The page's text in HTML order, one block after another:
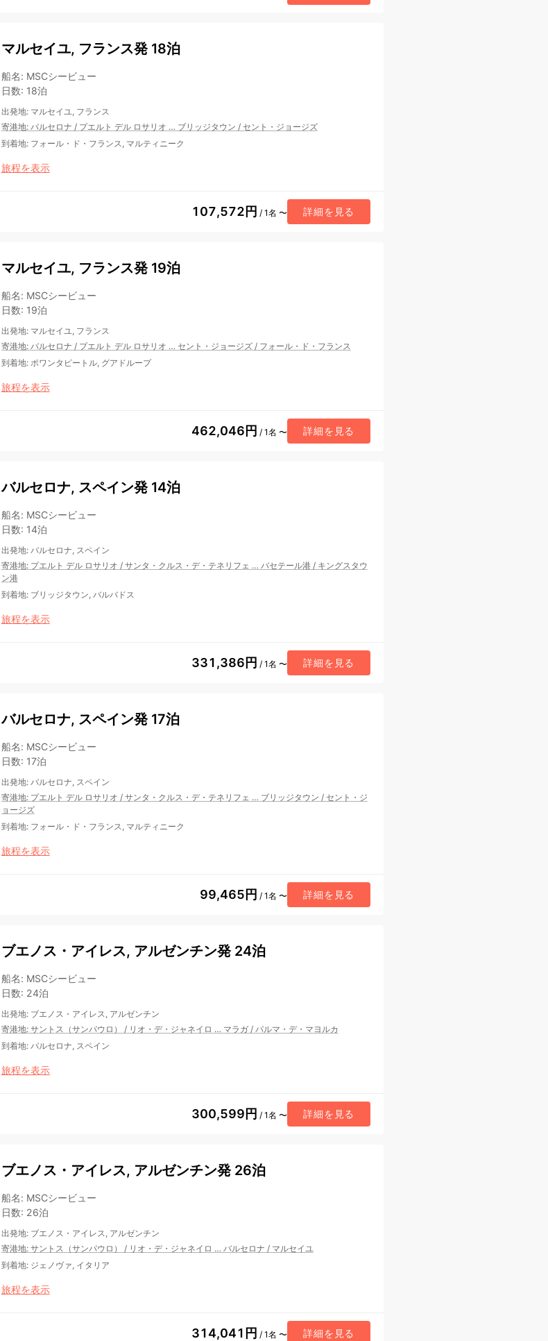
マルセイユ, フランス発 18泊
船名: MSCシービュー
日数: 18泊
出発地: マルセイユ, フランス
寄港地: バルセロナ / プエルト デル ロサリオ … ブリッジタウン / セント・ジョージズ
到着地: フォール・ド・フランス, マルティニーク
旅程を表示
107,572円 / 1名 〜 詳細を見る
マルセイユ, フランス発 19泊
船名: MSCシービュー
日数: 19泊
出発地: マルセイユ, フランス
寄港地: バルセロナ / プエルト デル ロサリオ … セント・ジョージズ/ フォール・ド・フランス
到着地: ポワンタピートル, グアドループ
旅程を表示
462,046円 / 1名 〜 詳細を見る
バルセロナ, スペイン発 14泊
船名: MSCシービュー
日数: 14泊
出発地: バルセロナ, スペイン
寄港地: プエルト デル ロサリオ / サンタ・クルス・デ・テネリフェ … バセテール港/ キングスタウ
ン港
到着地: ブリッジタウン, バルバドス
旅程を表示
331,386円 / 1名 〜 詳細を見る
バルセロナ, スペイン発 17泊
船名: MSCシービュー
日数: 17泊
出発地: バルセロナ, スペイン
寄港地: プエルト デル ロサリオ / サンタ・クルス・デ・テネリフェ … ブリッジタウン / セント・ジ
ョージズ
到着地: フォール・ド・フランス, マルティニーク
旅程を表示
99,465円 / 1名 〜 詳細を見る
ブエノス・アイレス, アルゼンチン発 24泊
船名: MSCシービュー
日数: 24泊
出発地: ブエノス・アイレス, アルゼンチン
寄港地: サントス（サンパウロ） / リオ・デ・ジャネイロ … マラガ/ パルマ・デ・マヨルカ
到着地: バルセロナ, スペイン
旅程を表示
300,599円 / 1名 〜 詳細を見る
ブエノス・アイレス, アルゼンチン発 26泊
船名: MSCシービュー
日数: 26泊
出発地: ブエノス・アイレス, アルゼンチン
寄港地: サントス（サンパウロ） / リオ・デ・ジャネイロ … バルセロナ / マルセイユ
到着地: ジェノヴァ, イタリア
旅程を表示
314,041円 / 1名 〜 詳細を見る